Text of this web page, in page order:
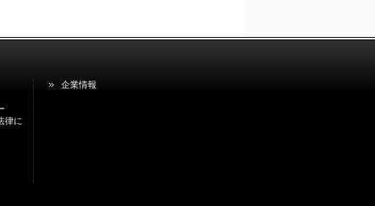
律に
企業情報